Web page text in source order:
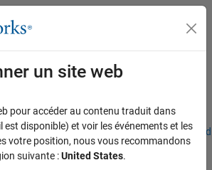
Adresses de nos bureaux
l'affichage du menu
un site web
pour accéder au contenu traduit dans
disponible) et voir les événements et les
votre position, nous vous recommandons
suivante :United States.